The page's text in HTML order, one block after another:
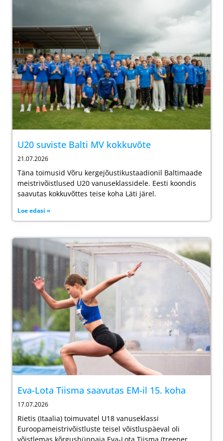
U20 suviste Balti MV kokkuvõte
21.07.2026
Täna toimusid Võru kergejõustikustaadionil Baltimaade
meistrivõistlused U20 vanuseklassidele. Eesti koondis
saavutas kokkuvõttes teise koha Läti järel.
Loe edasi »
Eva-Lota Tiisma saavutas EM-il 15. koha
17.07.2026
Rietis (Itaalia) toimuvatel U18 vanuseklassi
Euroopameistrivõistluste teisel võistluspäeval oli